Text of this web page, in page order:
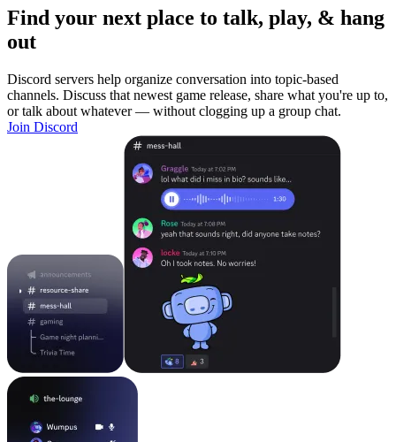
Find your next place to talk, play, & hang
out
Discord servers help organize conversation into topic-based
channels. Discuss that newest game release, share what you're up to,
or talk about whatever — without clogging up a group chat.
Join Discord